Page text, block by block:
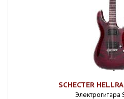
SCHECTER
Электрогитара